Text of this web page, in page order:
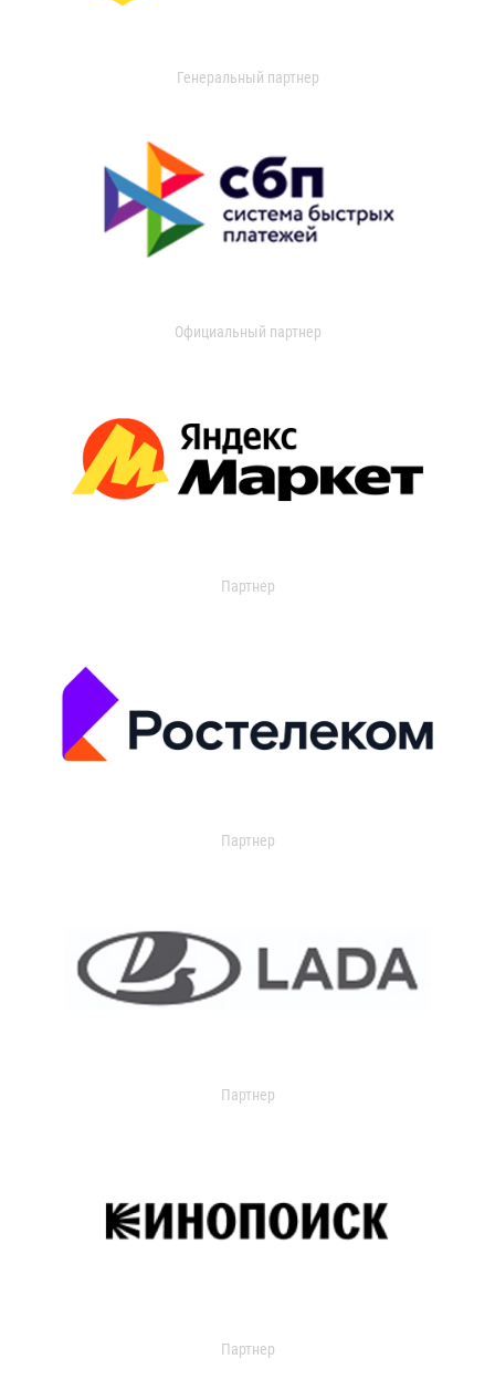
Генеральный партнер
Официальный партнер
Партнер
Партнер
Партнер
Партнер